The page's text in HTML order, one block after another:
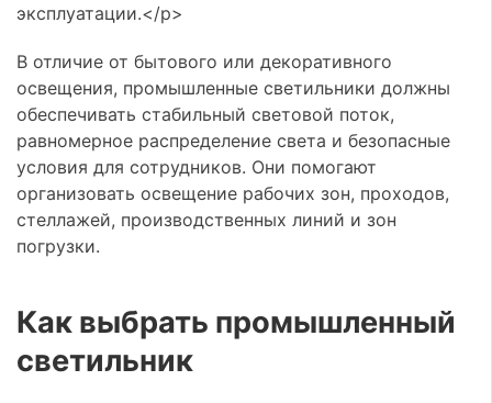
эксплуатации.</p>
В отличие от бытового или декоративного
освещения, промышленные светильники должны
обеспечивать стабильный световой поток,
равномерное распределение света и безопасные
условия для сотрудников. Они помогают
организовать освещение рабочих зон, проходов,
стеллажей, производственных линий и зон
погрузки.
Как выбрать промышленный
светильник